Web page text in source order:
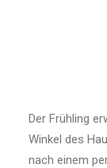
Der Frühling
Winkel des
nach einem